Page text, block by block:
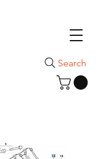
Search